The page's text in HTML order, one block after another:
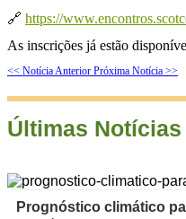
🔗 https://
As inscrições já estão
<< Notícia Anterior Próxima Notícia >>
Últimas Notícias
Prognóstico climático